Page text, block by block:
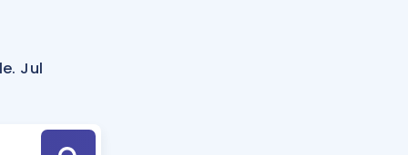
Hesaplama Aracı
için Öneriler
Tek Takvimde
Jul